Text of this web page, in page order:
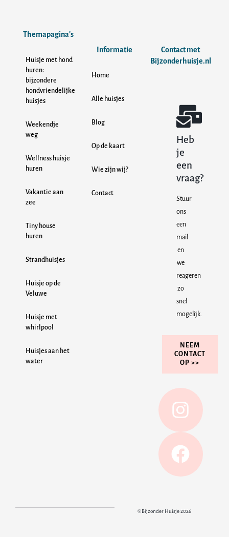
Themapagina's
Huisje met hond
huren:
bijzondere
hondvriendelijke
huisjes
Weekendje
weg
Wellness huisje
huren
Vakantie aan
zee
Tiny house
huren
Strandhuisjes
Huisje op de
Veluwe
Huisje met
whirlpool
Huisjes aan het
water
Informatie
Home
Alle huisjes
Blog
Op de kaart
Wie zijn wij?
Contact
Contact met
Bijzonderhuisje.nl
Heb
je
een
vraag?
Stuur
ons
een
mail
en
we
reageren
zo
snel
mogelijk.
NEEM
CONTACT
OP >>
©Bijzonder Huisje 2026